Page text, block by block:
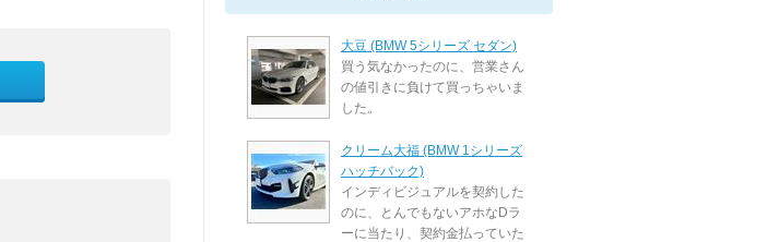
大豆 (BMW 5シリーズ セダン)
買う気なかったのに、営業さん
の値引きに負けて買っちゃいま
した。
クリーム大福 (BMW 1シリーズ
ハッチバック)
インディビジュアルを契約した
のに、とんでもないアホなDラ
ーに当たり、契約金払っていた